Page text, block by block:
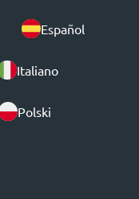
Español
Italiano
Polski